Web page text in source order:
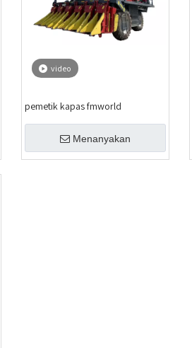
video
pemetik kapas fmworld
Menanyakan